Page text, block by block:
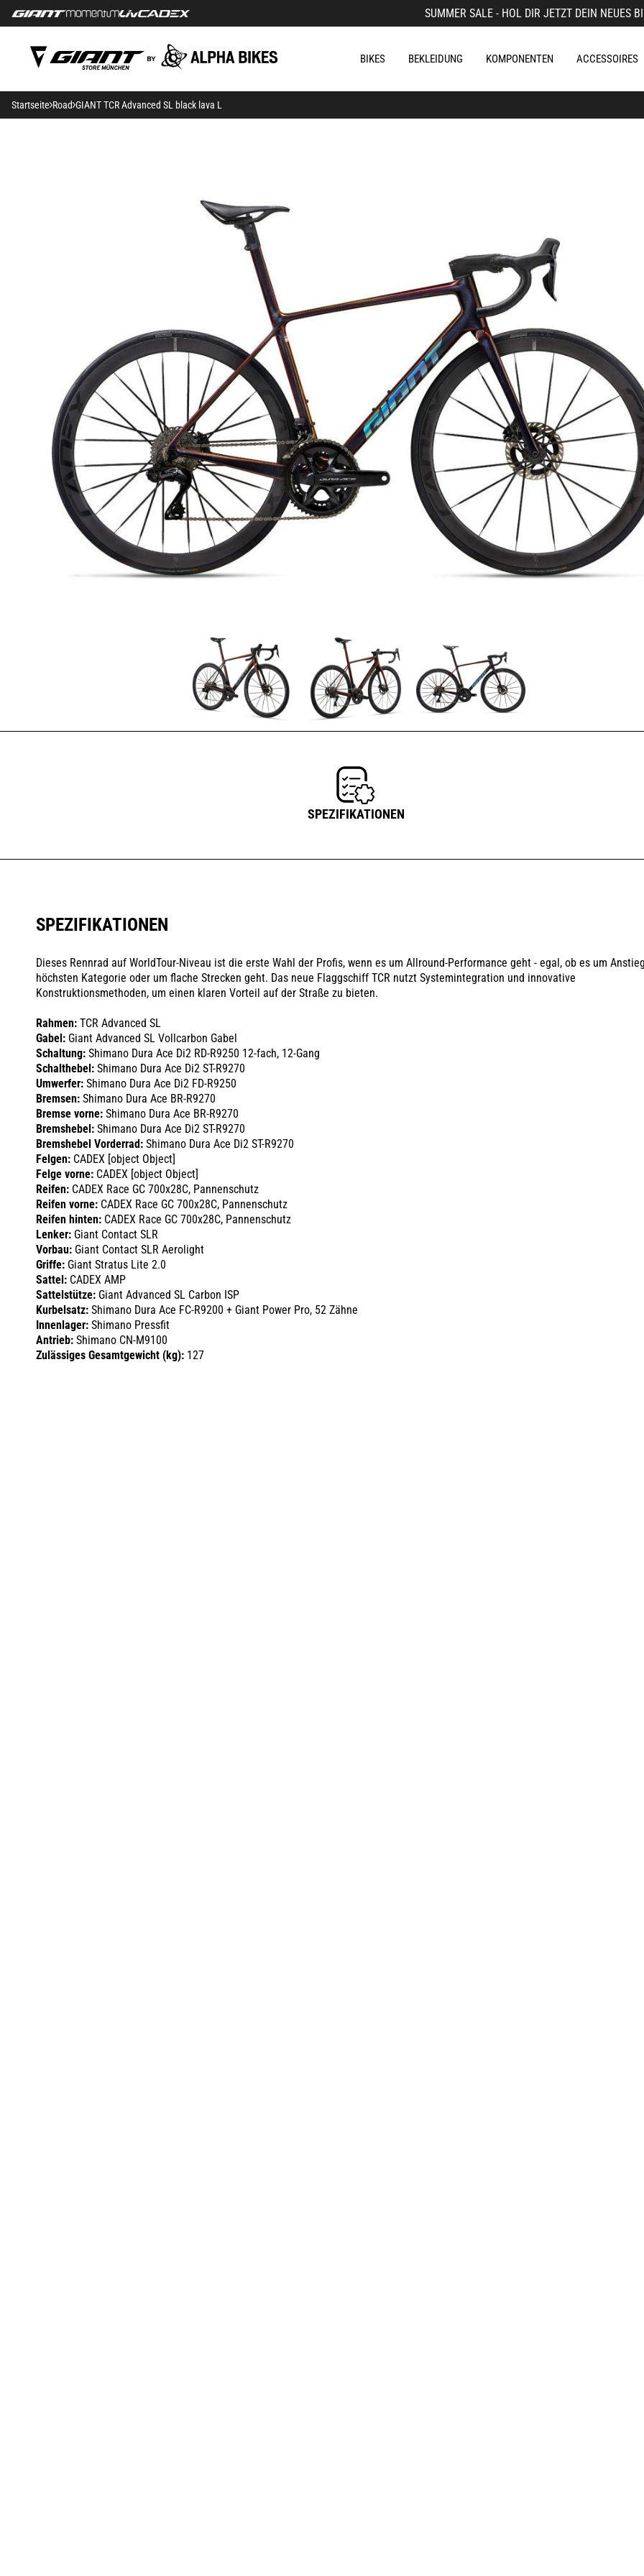
SUMMER SALE - HOL DIR JETZT DEIN NEUES
BIKES BEKLEIDUNG KOMPONENTEN ACCESSOIRES
Startseite Road GIANT TCR Advanced SL black lava L
SPEZIFIKATIONEN
SPEZIFIKATIONEN
Dieses Rennrad auf WorldTour-Niveau ist die erste Wahl der Profis, wenn es um Allround-Performance geht - egal, ob es um
höchsten Kategorie oder um flache Strecken geht. Das neue Flaggschiff TCR nutzt Systemintegration und innovative
Konstruktionsmethoden, um einen klaren Vorteil auf der Straße zu bieten.
Rahmen:TCR Advanced SL
Gabel:Giant Advanced SL Vollcarbon Gabel
Schaltung:Shimano Dura Ace Di2 RD-R9250 12-fach, 12-Gang
Schalthebel:Shimano Dura Ace Di2 ST-R9270
Umwerfer:Shimano Dura Ace Di2 FD-R9250
Bremsen:Shimano Dura Ace BR-R9270
Bremse vorne:Shimano Dura Ace BR-R9270
Bremshebel:Shimano Dura Ace Di2 ST-R9270
Bremshebel Vorderrad:Shimano Dura Ace Di2 ST-R9270
Felgen:CADEX [object Object]
Felge vorne:CADEX [object Object]
Reifen:CADEX Race GC 700x28C, Pannenschutz
Reifen vorne:CADEX Race GC 700x28C, Pannenschutz
Reifen hinten:CADEX Race GC 700x28C, Pannenschutz
Lenker:Giant Contact SLR
Vorbau:Giant Contact SLR Aerolight
Griffe:Giant Stratus Lite 2.0
Sattel:CADEX AMP
Sattelstütze:Giant Advanced SL Carbon ISP
Kurbelsatz:Shimano Dura Ace FC-R9200 + Giant Power Pro, 52 Zähne
Innenlager:Shimano Pressfit
Antrieb:Shimano CN-M9100
Zulässiges Gesamtgewicht (kg):127